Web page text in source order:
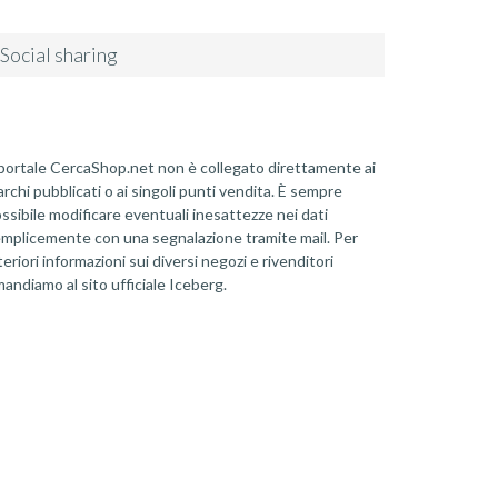
Social sharing
CercaShop.net non è collegato direttamente ai
pubblicati o ai singoli punti vendita. È sempre
modificare eventuali inesattezze nei dati
con una segnalazione tramite mail. Per
informazioni sui diversi negozi e rivenditori
al sito ufficiale Iceberg.